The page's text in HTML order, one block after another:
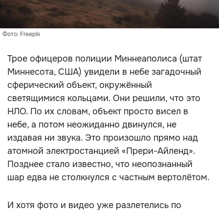
Фото: Freepik
Трое офицеров полиции Миннеаполиса (штат
Миннесота, США) увидели в небе загадочный
сферический объект, окружённый
светящимися кольцами. Они решили, что это
НЛО. По их словам, объект просто висел в
небе, а потом неожиданно двинулся, не
издавая ни звука. Это произошло прямо над
атомной электростанцией «Прери-Айленд».
Позднее стало известно, что неопознанный
шар едва не столкнулся с частным вертолётом.
И хотя фото и видео уже разлетелись по